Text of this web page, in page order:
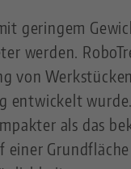
geringem
werden.
von
entwickelt
als das
einer